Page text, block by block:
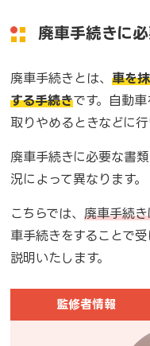
廃車手続きに
廃車手続きとは、車を
する手続きです。自動
取りやめるときなどに行
廃車手続きに必要な書
況によって異なります。
こちらでは、廃車手続
車手続きをすることで
説明いたします。
監修者情報